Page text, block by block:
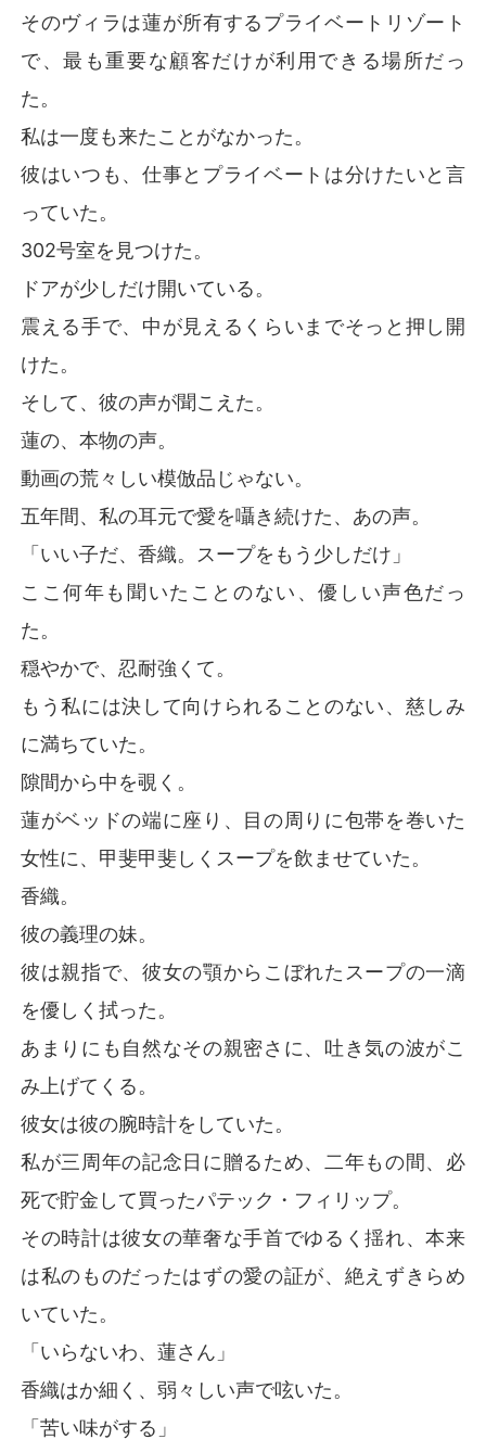
そのヴィラは蓮が所有するプライベートリゾート
で、最も重要な顧客だけが利用できる場所だっ
た。
私は一度も来たことがなかった。
彼はいつも、仕事とプライベートは分けたいと言
っていた。
302号室を見つけた。
ドアが少しだけ開いている。
震える手で、中が見えるくらいまでそっと押し開
けた。
そして、彼の声が聞こえた。
蓮の、本物の声。
動画の荒々しい模倣品じゃない。
五年間、私の耳元で愛を囁き続けた、あの声。
「いい子だ、香織。スープをもう少しだけ」
ここ何年も聞いたことのない、優しい声色だっ
た。
穏やかで、忍耐強くて。
もう私には決して向けられることのない、慈しみ
に満ちていた。
隙間から中を覗く。
蓮がベッドの端に座り、目の周りに包帯を巻いた
女性に、甲斐甲斐しくスープを飲ませていた。
香織。
彼の義理の妹。
彼は親指で、彼女の顎からこぼれたスープの一滴
を優しく拭った。
あまりにも自然なその親密さに、吐き気の波がこ
み上げてくる。
彼女は彼の腕時計をしていた。
私が三周年の記念日に贈るため、二年もの間、必
死で貯金して買ったパテック・フィリップ。
その時計は彼女の華奢な手首でゆるく揺れ、本来
は私のものだったはずの愛の証が、絶えずきらめ
いていた。
「いらないわ、蓮さん」
香織はか細く、弱々しい声で呟いた。
「苦い味がする」